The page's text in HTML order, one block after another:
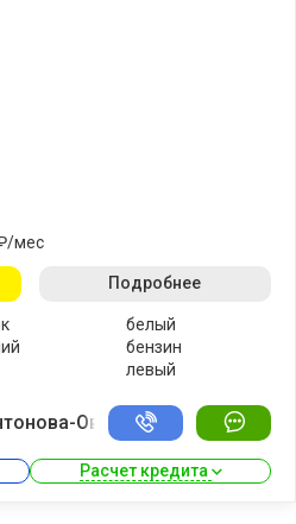
мес
белый
бензин
левый
Подробнее
Овсеенко
Расчет кредита